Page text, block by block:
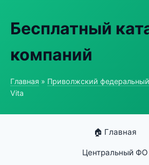
Бесплатный
компаний
Главная » Приволжский
Vita
🏠 Главная
Центральный ФО